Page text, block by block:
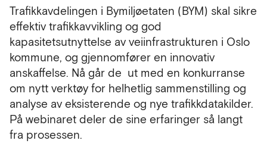
Trafikkavdelingen i Bymiljøetaten (BYM) skal sikre
effektiv trafikkavvikling og god
kapasitetsutnyttelse av veiinfrastrukturen i Oslo
kommune, og gjennomfører en innovativ
anskaffelse. Nå går de ut med en konkurranse
om nytt verktøy for helhetlig sammenstilling og
analyse av eksisterende og nye trafikkdatakilder.
På webinaret deler de sine erfaringer så langt
fra prosessen.